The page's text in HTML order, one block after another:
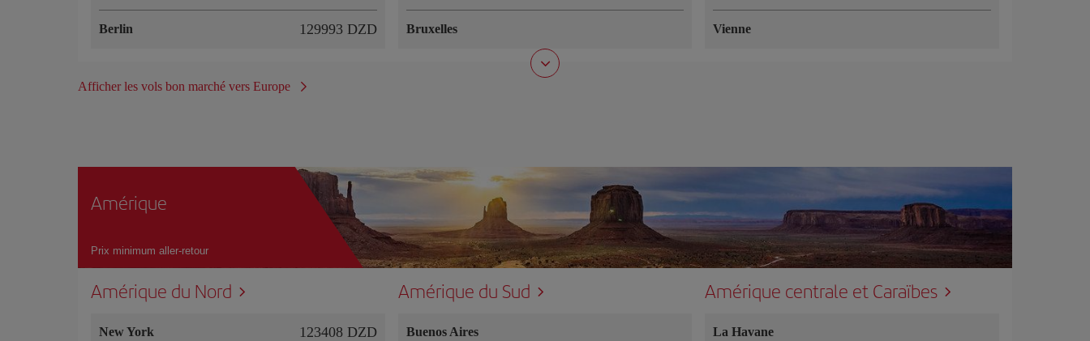
Berlin 129993 DZD Bruxelles Vienne
Afficher les vols bon marché vers Europe
Amérique
Prix minimum aller-retour
Amérique du Nord
New York 123408 DZD
Amérique du Sud
Buenos Aires
Amérique centrale et Caraïbes
La Havane